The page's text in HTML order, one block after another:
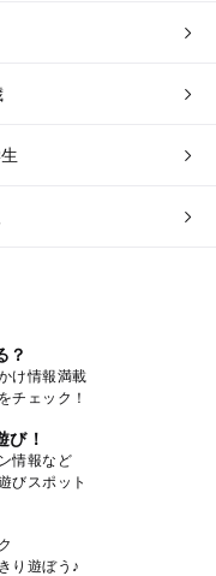
？
け情報満載
チェック！
び！
情報など
びスポット
り遊ぼう♪